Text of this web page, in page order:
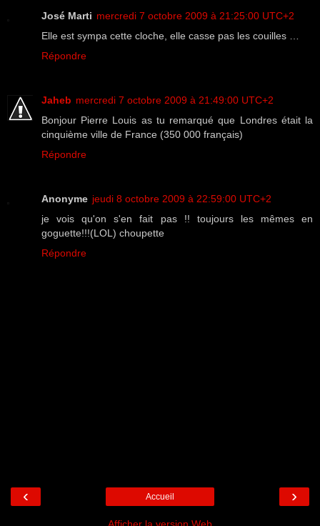
José Marti mercredi 7 octobre 2009 à 21:25:00 UTC+2
Elle est sympa cette cloche, elle casse pas les couilles …
Répondre
Jaheb mercredi 7 octobre 2009 à 21:49:00 UTC+2
Bonjour Pierre Louis as tu remarqué que Londres était la
cinquième ville de France (350 000 français)
Répondre
Anonyme jeudi 8 octobre 2009 à 22:59:00 UTC+2
je vois qu'on s'en fait pas !! toujours les mêmes en
goguette!!!(LOL) choupette
Répondre
‹ ›
Accueil